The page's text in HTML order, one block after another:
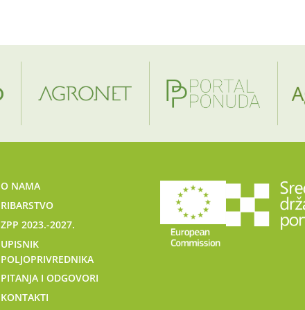
O NAMA
RIBARSTVO
ZPP 2023.-2027.
UPISNIK
POLJOPRIVREDNIKA
PITANJA I ODGOVORI
KONTAKTI